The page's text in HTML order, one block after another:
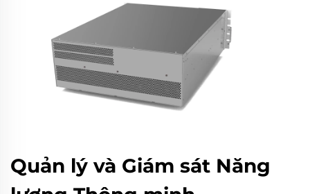
Quản lý và Giám sát Năng